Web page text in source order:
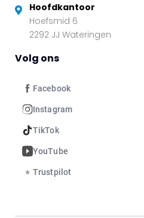
Hoofdkantoor
Hoefsmid 6
2292 JJ Wateringen
Volg ons
Facebook
Instagram
TikTok
YouTube
Trustpilot